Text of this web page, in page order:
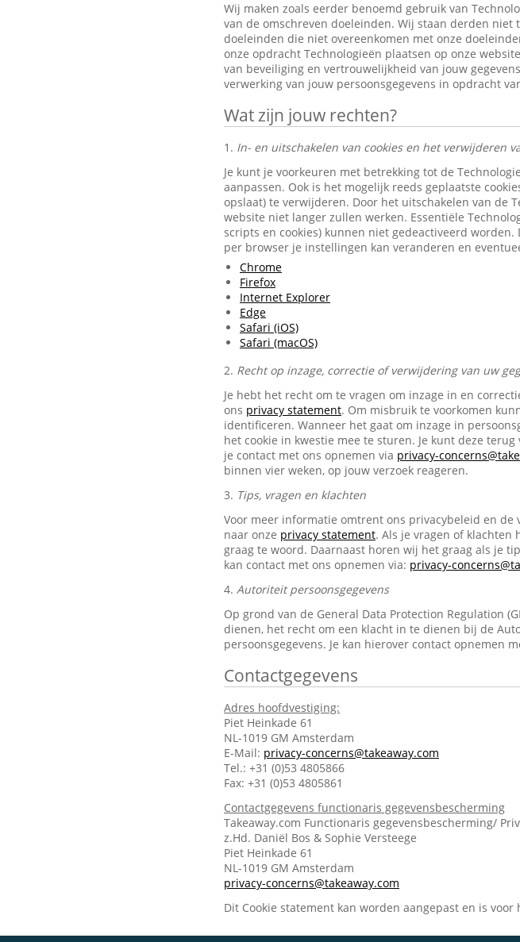
Wij maken zoals eerder benoemd gebruik van
van de omschreven doeleinden. Wij staan derden
doeleinden die niet overeenkomen met onze
onze opdracht Technologieën plaatsen op onze
van beveiliging en vertrouwelijkheid van jouw
verwerking van jouw persoonsgegevens in opdracht
Wat zijn jouw rechten?
1. In- en uitschakelen van cookies en het verwijderen
Je kunt je voorkeuren met betrekking tot de
aanpassen. Ook is het mogelijk reeds geplaatste
opslaat) te verwijderen. Door het uitschakelen van de
website niet langer zullen werken. Essentiële
scripts en cookies) kunnen niet gedeactiveerd
per browser je instellingen kan veranderen en
Chrome
Firefox
Internet Explorer
Edge
Safari (iOS)
Safari (macOS)
2. Recht op inzage, correctie of verwijdering van uw
Je hebt het recht om te vragen om inzage in en
ons privacy statement. Om misbruik te voorkomen
identificeren. Wanneer het gaat om inzage in
het cookie in kwestie mee te sturen. Je kunt deze
je contact met ons opnemen via privacy-
binnen vier weken, op jouw verzoek reageren.
3. Tips, vragen en klachten
Voor meer informatie omtrent ons privacybeleid en
naar onze privacy statement. Als je vragen of klachten
graag te woord. Daarnaast horen wij het graag als je
kan contact met ons opnemen via: privacy-
4. Autoriteit persoonsgegevens
Op grond van de General Data Protection Regulation
dienen, het recht om een klacht in te dienen bij de
persoonsgegevens. Je kan hierover contact opnemen
Contactgegevens
Adres hoofdvestiging:
Piet Heinkade 61
NL-1019 GM Amsterdam
E-Mail: privacy-concerns@takeaway.com
Tel.: +31 (0)53 4805866
Fax: +31 (0)53 4805861
Contactgegevens functionaris gegevensbescherming
Takeaway.com Functionaris gegevensbescherming/
z.Hd. Daniël Bos & Sophie Versteege
Piet Heinkade 61
NL-1019 GM Amsterdam
privacy-concerns@takeaway.com
Dit Cookie statement kan worden aangepast en is